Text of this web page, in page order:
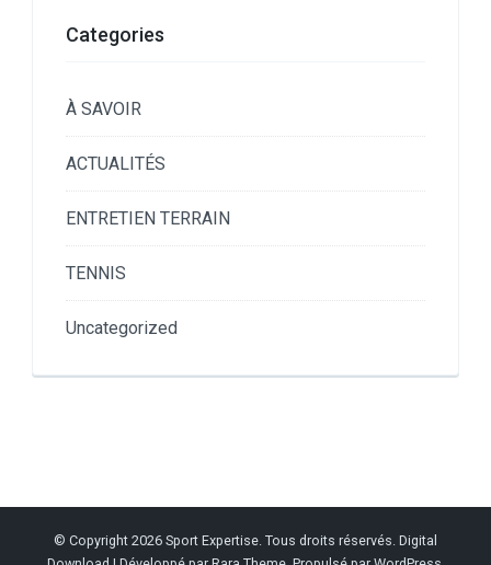
Categories
À SAVOIR
ACTUALITÉS
ENTRETIEN TERRAIN
TENNIS
Uncategorized
© Copyright 2026 Sport Expertise . Tous droits réservés. Digital